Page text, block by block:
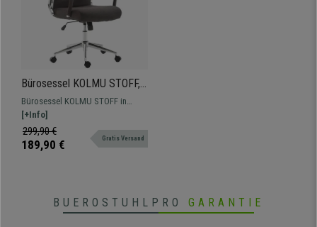
Bürosessel KOLMU STOFF,
Metallgestell, elegantes
Design mit Quersteppung,
Farbe Grau
Bürosessel KOLMU STOFF in
außergewöhnlichem Design
vereint hochwertige Materialien
mit Komfort, auch mit Lederbezug
[+Info]
299,90 €
189,90 € Gratis Versand
BUEROSTUHLPRO GARANTIE